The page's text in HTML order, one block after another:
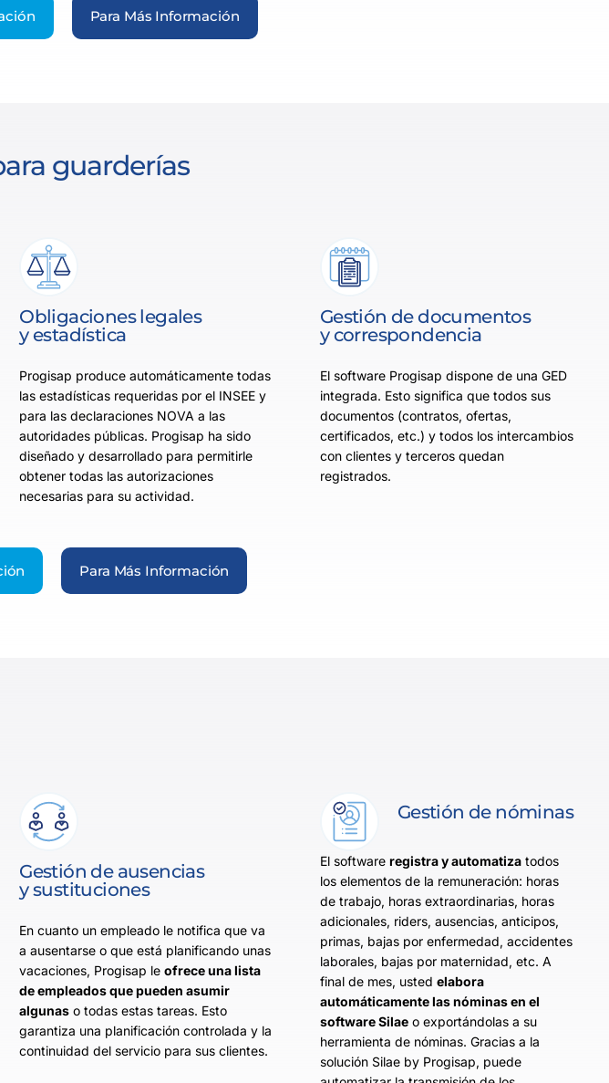
Para Más Información
guarderías
Obligaciones legales
y estadística
Progisap produce automáticamente todas
las estadísticas requeridas por el INSEE y
para las declaraciones NOVA a las
autoridades públicas. Progisap ha sido
diseñado y desarrollado para permitirle
obtener todas las autorizaciones
necesarias para su actividad.
Gestión de documentos
y correspondencia
El software Progisap dispone de una GED
integrada. Esto significa que todos sus
documentos (contratos, ofertas,
certificados, etc.) y todos los intercambios
con clientes y terceros quedan
registrados.
Para Más Información
Gestión de ausencias
y sustituciones
En cuanto un empleado le notifica que va
a ausentarse o que está planificando unas
vacaciones, Progisap leofrece una lista
de empleados que pueden asumir
algunas o todas estas tareas. Esto
garantiza una planificación controlada y la
continuidad del servicio para sus clientes.
Gestión de nóminas
El software registra y automatizatodos
los elementos de la remuneración: horas
de trabajo, horas extraordinarias, horas
adicionales, riders, ausencias, anticipos,
primas, bajas por enfermedad, accidentes
laborales, bajas por maternidad, etc. A
final de mes, usted elabora
automáticamente las nóminas en el
software Silaeo exportándolas a su
herramienta de nóminas. Gracias a la
solución Silae by Progisap, puede